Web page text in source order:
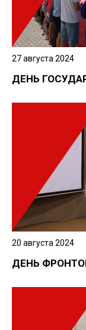
27 августа 2024
ДЕНЬ
20 августа 2024
ДЕНЬ
Нажимая